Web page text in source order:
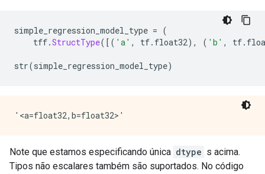
simple_regression_model_type = (
tff.StructType([( 'a' , tf. float32), ( 'b' , tf.
str(simple_regression_model_type)
Note que estamos especificando única dtype s acima.
Tipos não escalares também são suportados. No código